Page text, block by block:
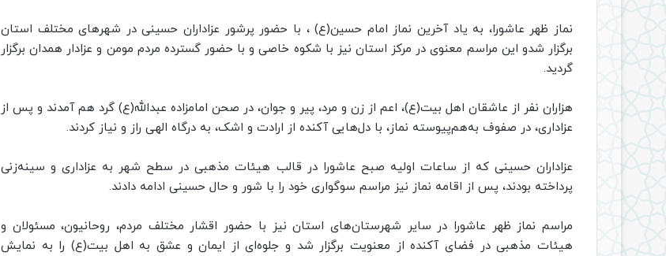
نماز ظهر عاشورا، به یاد آخرین نماز امام حسین(ع) ، با حضور پرشور عزاداران حسینی در شهرهای مختلف استان
برگزار شدو این مراسم معنوی در مرکز استان نیز با شکوه خاصی و با حضور گسترده مردم مومن و عزادار همدان برگزار
گردید.
هزاران نفر از عاشقان اهل بیت(ع)، اعم از زن و مرد، پیر و جوان، در صحن امامزاده عبدالله(ع) گرد هم آمدند و پس از
عزاداری، در صفوف به‌هم‌پیوسته نماز، با دل‌هایی آکنده از ارادت و اشک، به درگاه الهی راز و نیاز کردند.
عزاداران حسینی که از ساعات اولیه صبح عاشورا در قالب هیئات مذهبی در سطح شهر به عزاداری و سینه‌زنی
پرداخته بودند، پس از اقامه نماز نیز مراسم سوگواری خود را با شور و حال حسینی ادامه دادند.
مراسم نماز ظهر عاشورا در سایر شهرستان‌های استان نیز با حضور اقشار مختلف مردم، روحانیون، مسئولان و
هیئات مذهبی در فضای آکنده از معنویت برگزار شد و جلوه‌ای از ایمان و عشق به اهل بیت(ع) را به نمایش